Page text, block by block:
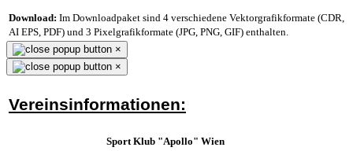
Download: Im Downloadpaket sind 4 verschiedene Vektorgrafikformate (CDR,
AI EPS, PDF) und 3 Pixelgrafikformate (JPG, PNG, GIF) enthalten.
×
×
Vereinsinformationen:
Sport Klub "Apollo" Wien